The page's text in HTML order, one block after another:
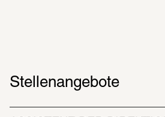
Stellenangebote